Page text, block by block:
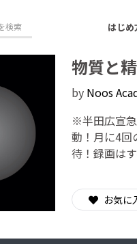
はじめ
おすすめのコミ
ゲー
物質と
by Noos
※半田広宣
動！月に4回
待！録画は
お気に